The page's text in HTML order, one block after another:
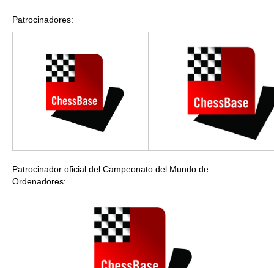
Patrocinadores:
Patrocinador oficial del Campeonato del Mundo de
Ordenadores: